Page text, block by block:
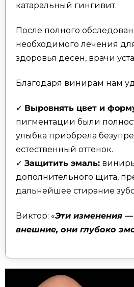
катаральный гингивит.
После полного
необходимого лечения
здоровья десен, врачи
Благодаря винирам нам
✓ Выровнять цвет и
пигментации были
улыбка приобрела
естественный оттенок.
✓ Защитить эмаль:
дополнительного щита,
дальнейшее стирание
Виктор: «Эти изменения —
внешние, они глубоко